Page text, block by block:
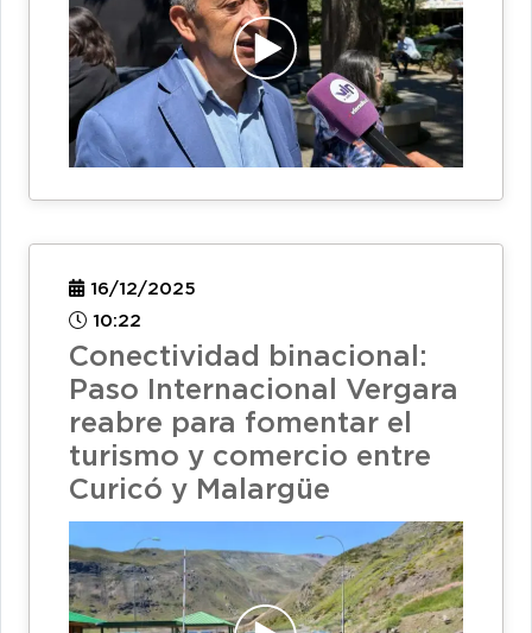
16/12/2025
10:22
Conectividad binacional:
Paso Internacional Vergara
reabre para fomentar el
turismo y comercio entre
Curicó y Malargüe